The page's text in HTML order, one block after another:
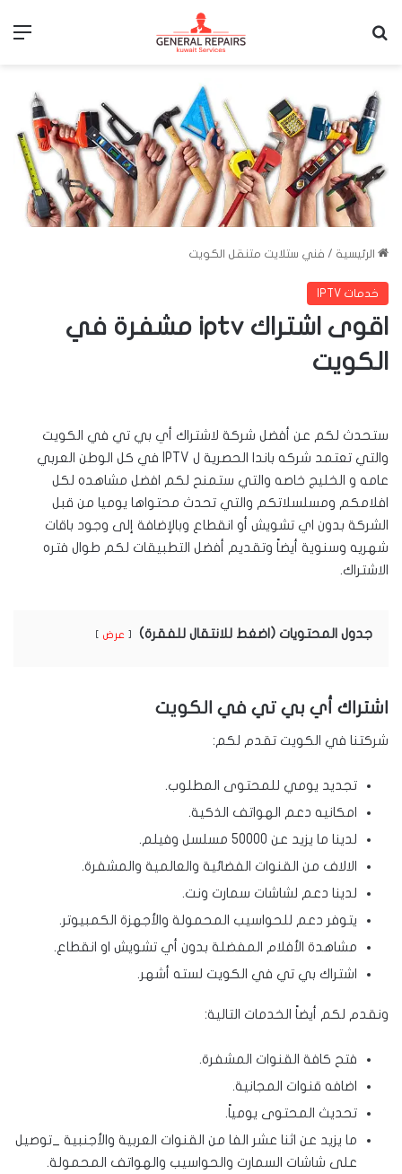
الرئيسية / فني ستلايت متنقل الكويت
خدمات IPTV
اقوى اشتراك iptv مشفرة في
الكويت
ستحدث لكم عن أفضل شركة لاشتراك أي بي تي في الكويت
والتي تعتمد شركه باندا الحصرية ل IPTV في كل الوطن العربي
عامه و الخليج خاصه والتي ستمنح لكم افضل مشاهده لكل
افلامكم ومسلسلاتكم والتي تحدث محتواها يوميا من قبل
الشركة بدون اي تشويش أو انقطاع وبالإضافة إلى وجود باقات
شهريه وسنوية أيضاً وتقديم أفضل التطبيقات لكم طوال فتره
الاشتراك.
جدول المحتويات (اضغط للانتقال للفقرة) عرض
اشتراك أي بي تي في الكويت
شركتنا في الكويت تقدم لكم:
تجديد يومي للمحتوى المطلوب.
امكانيه دعم الهواتف الذكية.
لدينا ما يزيد عن 50000 مسلسل وفيلم.
الالاف من القنوات الفضائية والعالمية والمشفرة.
لدينا دعم لشاشات سمارت ونت.
يتوفر دعم للحواسيب المحمولة والأجهزة الكمبيوتر.
مشاهدة الأفلام المفضلة بدون أي تشويش او انقطاع.
اشتراك بي تي في الكويت لسته أشهر.
ونقدم لكم أيضاً الخدمات التالية:
فتح كافة القنوات المشفرة.
اضافه قنوات المجانية.
تحديث المحتوى يومياً.
ما يزيد عن اثنا عشر الفا من القنوات العربية والأجنبية _توصيل
على شاشات السمارت والحواسيب والهواتف المحمولة.